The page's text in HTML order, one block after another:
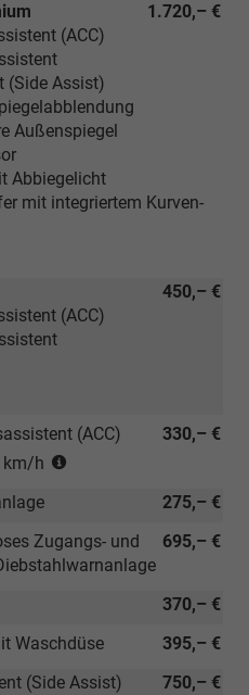
1.720,– €
(ACC)
(Side Assist)
Außenspiegel
Abbiegelicht
mit integriertem Kurven-
450,– €
(ACC)
330,– €
(ACC)
km/h
1.0
MPI
275,– €
695,– €
Zugangs- und
370,– €
395,– €
Waschdüse
750,– €
(Side Assist)